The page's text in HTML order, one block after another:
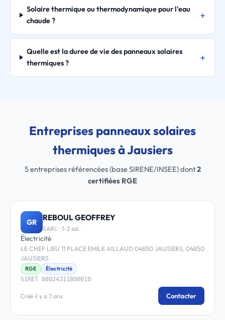
Solaire thermique ou thermodynamique pour l'eau
chaude ?
Quelle est la duree de vie des panneaux solaires
thermiques ?
Entreprises panneaux solaires
thermiques à Jausiers
5 entreprises référencées (base SIRENE/INSEE) dont2
certifiées RGE
GR REBOUL GEOFFREY
SARL · 1-2 sal.
Électricité
LE CHEF LIEU 11 PLACE EMILE AILLAUD 04850 JAUSIERS, 04850
JAUSIERS
RGE
Électricité
SIRET 88024311800010
Créé il y a 7 ans Contacter